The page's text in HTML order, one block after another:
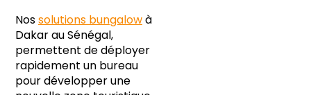
Nossolutions bungalowà
Dakar au Sénégal,
permettent de déployer
rapidement un bureau
pour développer une